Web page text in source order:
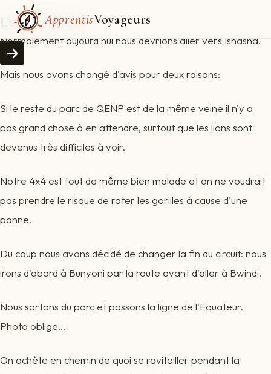
ApprentisVoyageurs
Lundi 13 août
Normalement aujourd'hui nous devrions aller vers Ishasha.
Mais nous avons changé d'avis pour deux raisons:
Si le reste du parc de QENP est de la même veine il n'y a
pas grand chose à en attendre, surtout que les lions sont
devenus très difficiles à voir.
Notre 4x4 est tout de même bien malade et on ne voudrait
pas prendre le risque de rater les gorilles à cause d'une
panne.
Du coup nous avons décidé de changer la fin du circuit: nous
irons d'abord à Bunyoni par la route avant d'aller à Bwindi.
Nous sortons du parc et passons la ligne de l'Equateur.
Photo oblige...
On achète en chemin de quoi se ravitailler pendant la